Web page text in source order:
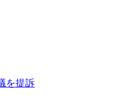
を提訴